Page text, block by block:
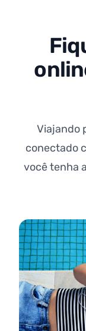
Viajando
conectado
você tenha